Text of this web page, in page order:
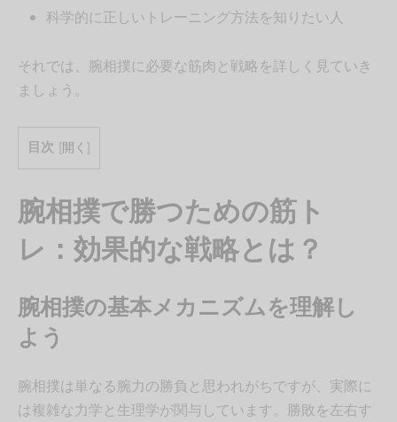
科学的に正しいトレーニング方法を知りたい人
それでは、腕相撲に必要な筋肉と戦略を詳しく見ていき
ましょう。
目次 [開く ]
腕相撲で勝つための筋ト
レ：効果的な戦略とは？
腕相撲の基本メカニズムを理解し
よう
腕相撲は単なる腕力の勝負と思われがちですが、実際に
は複雑な力学と生理学が関与しています。勝敗を左右す